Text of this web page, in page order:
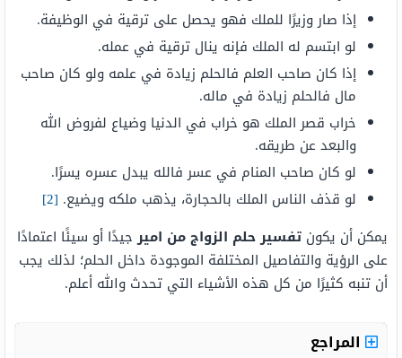
إذا صار وزيرًا للملك فهو يحصل على ترقية في الوظيفة.
لو ابتسم له الملك فإنه ينال ترقية في عمله.
إذا كان صاحب العلم فالحلم زيادة في علمه ولو كان صاحب
مال فالحلم زيادة في ماله.
خراب قصر الملك هو خراب في الدنيا وضياع لفروض الله
والبعد عن طريقه.
لو كان صاحب المنام في عسر فالله يبدل عسره يسرًا.
لو قذف الناس الملك بالحجارة، يذهب ملكه ويضيع. [2]
يمكن أن يكون تفسير حلم الزواج من اميرجيدًا أو سيئًا اعتمادًا
على الرؤية والتفاصيل المختلفة الموجودة داخل الحلم؛ لذلك يجب
أن تنبه كثيرًا من كل هذه الأشياء التي تحدث والله أعلم.
المراجع